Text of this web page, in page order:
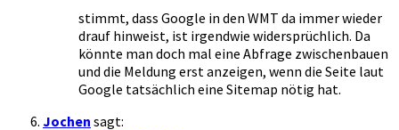
stimmt, dass Google in den WMT da immer wieder
drauf hinweist, ist irgendwie widersprüchlich. Da
könnte man doch mal eine Abfrage zwischenbauen
und die Meldung erst anzeigen, wenn die Seite laut
Google tatsächlich eine Sitemap nötig hat.
Jochen sagt: